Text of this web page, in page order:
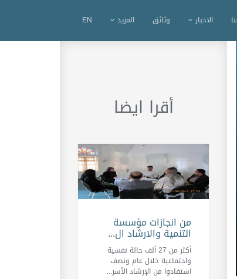
الاخبار وثائق المزيد EN
أقرا ايضا
من انجازات مؤسسة
التنمية والارشاد ال...
أكثر من 27 ألف حالة نفسية
واجتماعية خلال عام ونصف
استفادوا من الإرشاد الأسر...